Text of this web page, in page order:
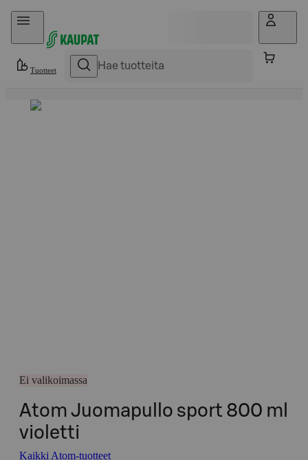
Hyppää sisältöön
Tuotteet
Ei valikoimassa
Atom Juomapullo sport 800 ml
violetti
Kaikki Atom-tuotteet